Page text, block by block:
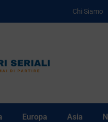
Chi Siamo
Europa Asia